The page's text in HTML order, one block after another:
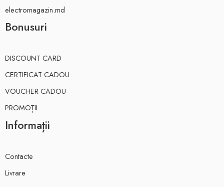
electromagazin.md
Bonusuri
DISCOUNT CARD
CERTIFICAT CADOU
VOUCHER CADOU
PROMOȚII
Informații
Contacte
Livrare